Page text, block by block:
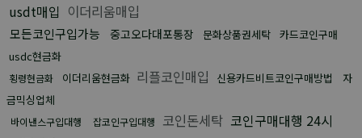
usdt매입 이더리움매입
모든코인구입가능 중고오다대포통장 문화상품권세탁 카드코인구매
usdc현금화
횡령현금화 이더리움현금화 리플코인매입 신용카드비트코인구매방법
자
금믹싱업체
바이낸스구입대행 잡코인구입대행 코인돈세탁 코인구매대행 24시